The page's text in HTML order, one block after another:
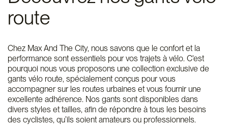
route
Chez Max And The City, nous savons que le confort et la
performance sont essentiels pour vos trajets à vélo. C'est
pourquoi nous vous proposons une collection exclusive de
gants vélo route, spécialement conçus pour vous
accompagner sur les routes urbaines et vous fournir une
excellente adhérence. Nos gants sont disponibles dans
divers styles et tailles, afin de répondre à tous les besoins
des cyclistes, qu’ils soient amateurs ou professionnels.